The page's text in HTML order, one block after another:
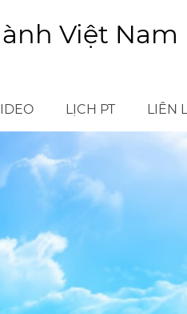
Việt Nam
LỊCH PT LIÊN